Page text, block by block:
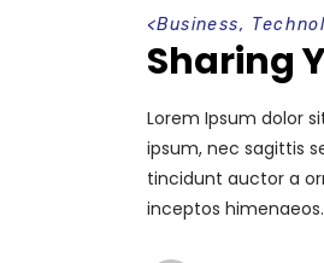
<Business,
Sharing
Lorem Ipsum dolor
ipsum, nec sagittis
tincidunt auctor a
inceptos